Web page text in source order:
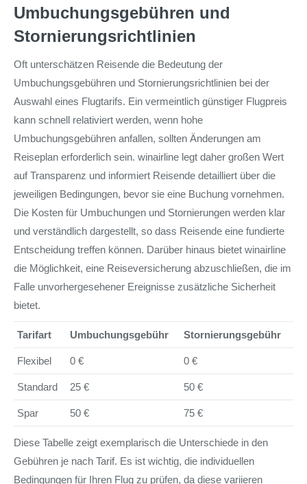
Umbuchungsgebühren und
Stornierungsrichtlinien
Oft unterschätzen Reisende die Bedeutung der
Umbuchungsgebühren und Stornierungsrichtlinien bei der
Auswahl eines Flugtarifs. Ein vermeintlich günstiger Flugpreis
kann schnell relativiert werden, wenn hohe
Umbuchungsgebühren anfallen, sollten Änderungen am
Reiseplan erforderlich sein. winairline legt daher großen Wert
auf Transparenz und informiert Reisende detailliert über die
jeweiligen Bedingungen, bevor sie eine Buchung vornehmen.
Die Kosten für Umbuchungen und Stornierungen werden klar
und verständlich dargestellt, so dass Reisende eine fundierte
Entscheidung treffen können. Darüber hinaus bietet winairline
die Möglichkeit, eine Reiseversicherung abzuschließen, die im
Falle unvorhergesehener Ereignisse zusätzliche Sicherheit
bietet.
Tarifart Umbuchungsgebühr Stornierungsgebühr
Flexibel 0 € 0 €
Standard 25 € 50 €
Spar 50 € 75 €
Diese Tabelle zeigt exemplarisch die Unterschiede in den
Gebühren je nach Tarif. Es ist wichtig, die individuellen
Bedingungen für Ihren Flug zu prüfen, da diese variieren